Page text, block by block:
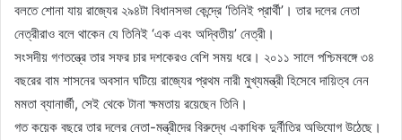
বলতে শোনা যায় রাজ্যের ২৯৪টা বিধানসভা কেন্দ্রে ‘তিনিই প্রার্থী’। তার দলের নেতা
নেত্রীরাও বলে থাকেন যে তিনিই ‘এক এবং অদ্বিতীয়’ নেত্রী।
সংসদীয় গণতন্ত্রে তার সফর চার দশকেরও বেশি সময় ধরে। ২০১১ সালে পশ্চিমবঙ্গে ৩৪
বছরের বাম শাসনের অবসান ঘটিয়ে রাজ্যের প্রথম নারী মুখ্যমন্ত্রী হিসেবে দায়িত্ব নেন
মমতা ব্যানার্জী, সেই থেকে টানা ক্ষমতায় রয়েছেন তিনি।
গত কয়েক বছরে তার দলের নেতা-মন্ত্রীদের বিরুদ্ধে একাধিক দুর্নীতির অভিযোগ উঠেছে।